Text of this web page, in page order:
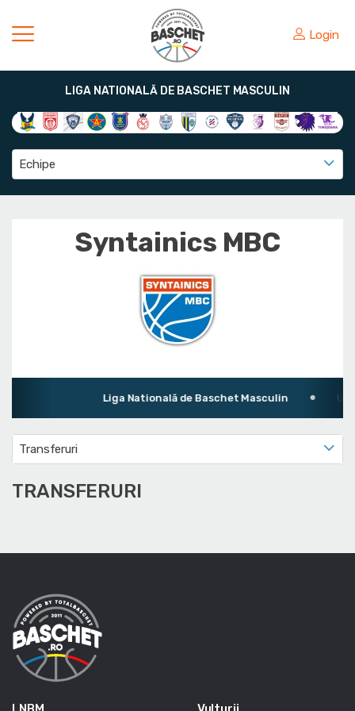
Login
LIGA NATIONALĂ DE BASCHET MASCULIN
Echipe
Syntainics MBC
Liga Natională de Baschet Masculin
Transferuri
TRANSFERURI